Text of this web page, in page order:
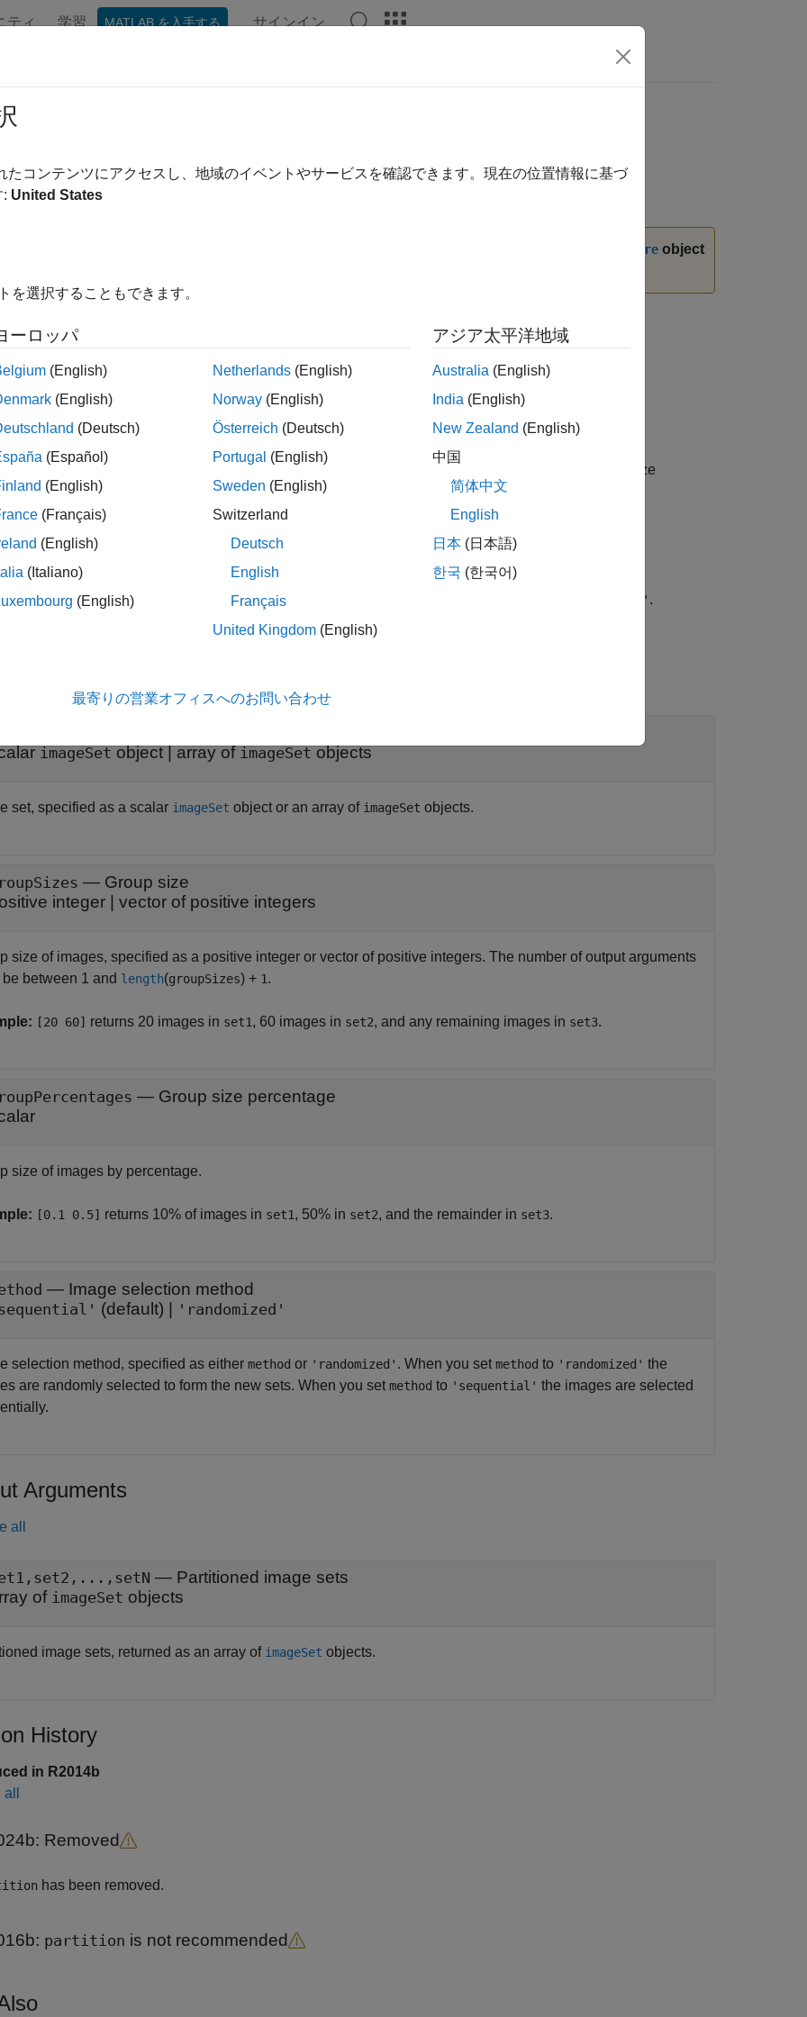
ティ 学習 MATLAB を入手する サインイン
Divide image set into subsets
imageDatastore object
= partition(imgSet,groupSizes)
= partition(
,method)
partitions the input image set, , into subsets of size
.
] = partition( groupPercentages partitions the input image set,
] = partition( method)additionally specifies a method, 'randomized' .
imageSet object array of imageSet objects
set, specified as a scalar imageSet object or an array of imageSet objects.
— Group size
integer
vector of positive integers
size of images, specified as a positive integer or vector of positive integers. The number of output arguments
be between 1 and length(groupSizes) + 1.
[20 60] returns 20 images in set1, 60 images in set2, and any remaining images in set3.
— Group size percentage
size of images by percentage.
[0.1 0.5] returns 10% of images in set1, 50% in set2, and the remainder in set3.
— Image selection method
(default) | 'randomized'
selection method, specified as either method or 'randomized' . When you set method to 'randomized' the
are randomly selected to form the new sets. When you set method to 'sequential' the images are selected
Arguments
all
— Partitioned image sets
of imageSet objects
image sets, returned as an array of imageSet objects.
History
in R2014b
Removed
has been removed.
partition is not recommended
たコンテンツにアクセスし、地域のイベントやサービスを確認できます。現在の位置情報に基づ
: United States
を選択することもできます。
ーロッパ
(English)
(English)
(Deutsch)
(Español)
(English)
(Français)
(English)
(Italiano)
(English)
Netherlands (English)
Norway (English)
Österreich (Deutsch)
Portugal (English)
Sweden (English)
Switzerland
Deutsch
English
Français
United Kingdom (English)
アジア太平洋地域
Australia (English)
India (English)
New Zealand (English)
中国
简体中文
English
日本 (日本語)
한국 (한국어)
最寄りの営業オフィスへのお問い合わせ